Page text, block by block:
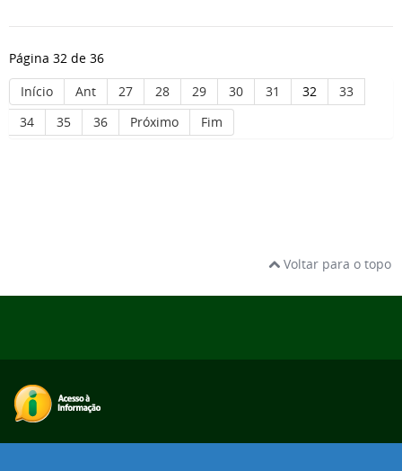
Página 32 de 36
Início
Ant 27 28 29 30 31 32
33
34
35 36 Próximo Fim
Voltar para o topo